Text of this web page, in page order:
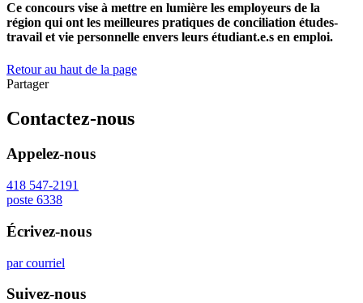
Ce concours vise à mettre en lumière les employeurs de la
région qui ont les meilleures pratiques de conciliation études-
travail et vie personnelle envers leurs étudiant.e.s en emploi.
Retour au haut de la page
Partager
Contactez-nous
Appelez-nous
418 547-2191
poste 6338
Écrivez-nous
par courriel
Suivez-nous